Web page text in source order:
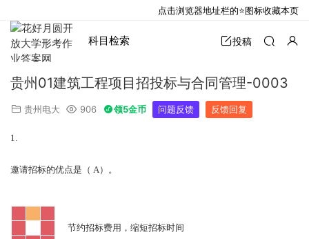
科目检索 投稿
贵州01建筑工程项目招投标与合同管理-0003
贵州电大 906 领5金币 问题反馈 反馈回复
1.
邀请招标的优点是（ A）。
节约招标费用，缩短招标时间
点击浏览器地址栏的⭐图标收藏本页